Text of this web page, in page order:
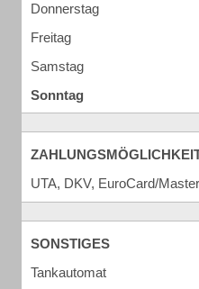
Donnerstag
Freitag
Samstag
Sonntag
UTA, DKV, EuroCard/
SONSTIGES
Tankautomat